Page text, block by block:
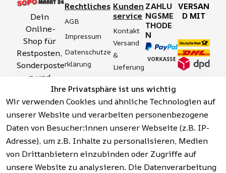
Ihre Privatsphäre ist uns wichtig
Wir verwenden Cookies und ähnliche Technologien auf
unserer Website und verarbeiten personenbezogene
Daten von Besucher:innen unserer Webseite (z.B. IP-
Adresse), um z.B. Inhalte zu personalisieren, Medien
von Drittanbietern einzubinden oder Zugriffe auf
unsere Website zu analysieren. Die Datenverarbeitung
Dein
Online-
Shop für
Restposten,
Sonderposte
n und
Aktionsartik
el rund um
Werkzeuge,
Garten,
Haushalt
und mehr.
Rechtliches
AGB
Impressum
Datenschutze
rklärung
tserklärung
Widerrufsrech
t
Hinweise zur
Batterieentso
rgung
Kunden
service
Kontakt
Versand
&
Lieferung
&
Sicherhei
t
Häufige
Fragen
(FAQ)
ZAHLU
NGSME
THODE
N
VERSAN
D MIT